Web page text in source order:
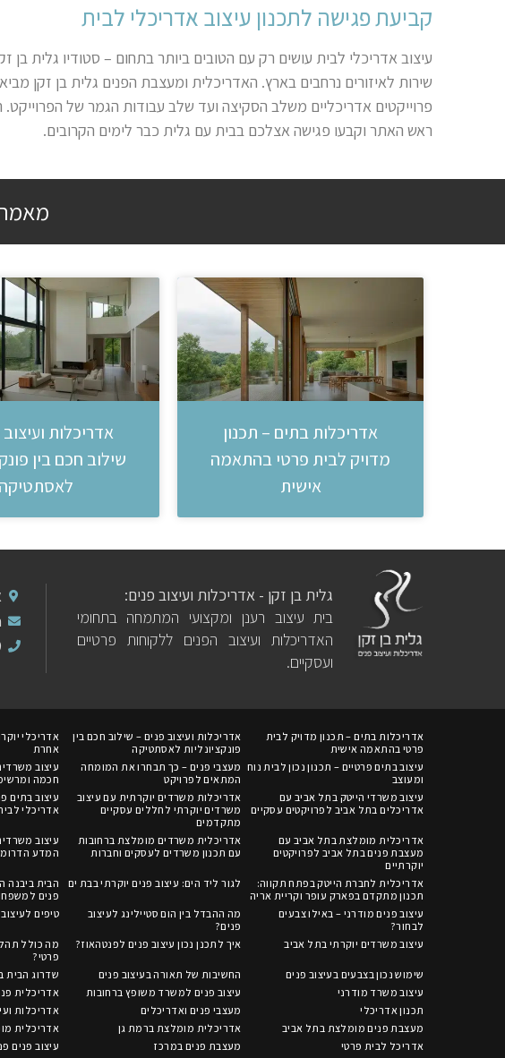
קביעת פגישה לתכנון עיצוב אדריכלי לבית
עיצוב אדריכלי לבית עושים רק עם הטובים ביותר בתחום – סטודיו גלית
שירות לאיזורים נרחבים בארץ. האדריכלית ומעצבת הפנים גלית בן זקן
פרוייקטים אדריכליים משלב הסקיצה ועד שלב עבודות הגמר של
ראש האתר וקבעו פגישה אצלכם בבית עם גלית כבר לימים הקרובים.
אדריכלות בתים – תכנון
מדויק לבית פרטי בהתאמה
אישית
אדריכלות
שילוב חכם בין
לאסתטיקה
גלית בן זקן - אדריכלות ועיצוב פנים:
בית עיצוב רענן ומקצועי המתמחה בתחומי
האדריכלות ועיצוב הפנים ללקוחות פרטיים
ועסקיים.
אדריכלות בתים – תכנון מדויק לבית
פרטי בהתאמה אישית
אדריכלות ועיצוב פנים – שילוב חכם בין
פונקציונליות לאסתטיקה
אדריכלי
אחרת
עיצוב בתים פרטיים – תכנון נכון לבית נוח
ומעוצב
מעצבי פנים – כך תבחרו את המומחה
המתאים לפרויקט
עיצוב
חכמה
עיצוב משרדי הייטק בתל אביב עם
אדריכלים בתל אביב לפרויקטים עסקיים
אדריכלות משרדים יוקרתית עם עיצוב
משרדים יוקרתי לחללים עסקיים
מתקדמים
עיצוב בתים
אדריכלי
אדריכלית מומלצת בתל אביב עם
מעצבת פנים בתל אביב לפרויקטים
יוקרתיים
אדריכלית משרדים מומלצת ברחובות
עם תכנון משרדים לעסקים וחברות
עיצוב
המדע
אדריכלית לחברת הייטק בפתח תקווה:
תכנון מתקדם בפארק עופר וקריית אריה
לגור ליד הים: עיצוב פנים יוקרתי בבת ים
הבית ביבנה
פנים
עיצוב פנים מודרני – באילו צבעים
לבחור?
מה ההבדל בין הום סטיילינג לעיצוב
פנים?
טיפים
עיצוב משרדים יוקרתי בתל אביב איך לתכנן נכון עיצוב פנים לפנטהאוז?
מה כולל
פרטי?
שימוש נכון בצבעים בעיצוב פנים החשיבות של תאורה בעיצוב פנים שדרוג הבית
עיצוב משרד מודרני
עיצוב פנים למשרד משופץ ברחובות אדריכלית
תכנון אדריכלי
מעצבי פנים ואדריכלים אדריכלות
מעצבת פנים מומלצת בתל אביב
אדריכלית מומלצת ברמת גן אדריכלית
אדריכל לבית פרטי
מעצבת פנים במרכז עיצוב פנים